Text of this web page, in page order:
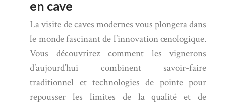
en cave
La visite de caves modernes vous plongera dans
le monde fascinant de l’innovation œnologique.
Vous découvrirez comment les vignerons
d’aujourd’hui combinent savoir-faire
traditionnel et technologies de pointe pour
repousser les limites de la qualité et de